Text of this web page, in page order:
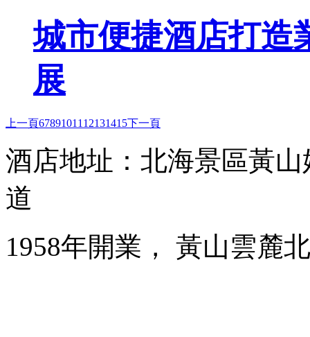
城市便捷酒店打造
展
上一頁67891011 12131415下一頁
酒店地址：北海景區黃
道
1958年開業， 黃山雲